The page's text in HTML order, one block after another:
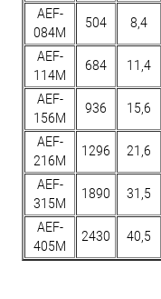
AEF-
084M
504 8,4
AEF-
114M
684 11,4
AEF-
156M
936 15,6
AEF-
216M
1296 21,6
AEF-
315M
1890 31,5
AEF-
405M
2430 40,5